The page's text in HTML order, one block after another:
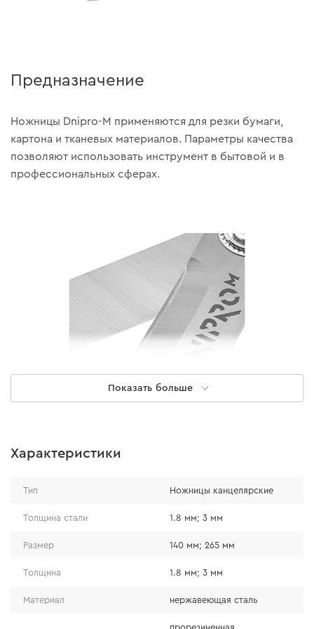
Предназначение
Ножницы Dnipro-M применяются для резки бумаги,
картона и тканевых материалов. Параметры качества
позволяют использовать инструмент в бытовой и в
профессиональных сферах.
которая обеспечивает надежность и долговечность.
Ручка оснащена прорезиненными вставками на
Показать больше
Характеристики
Тип Ножницы канцелярские
Толщина стали 1.8 мм; 3 мм
Размер 140 мм; 265 мм
Толщина 1.8 мм; 3 мм
Материал нержавеющая сталь